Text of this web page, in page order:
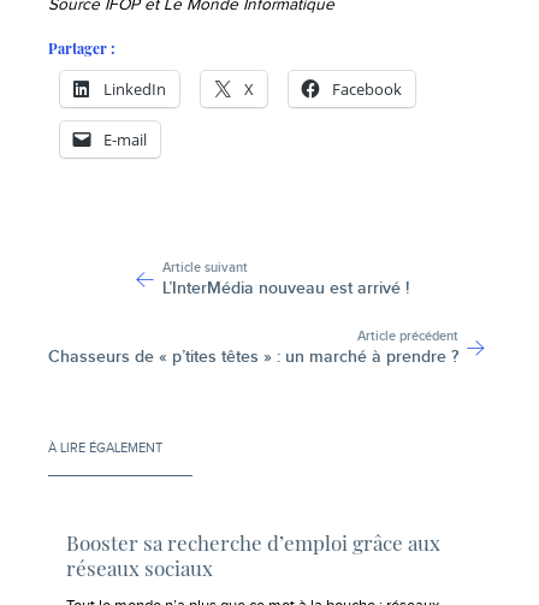
Source IFOP et Le Monde Informatique
Partager :
LinkedIn X Facebook
E-mail
Article suivant
L’InterMédia nouveau est arrivé !
Article précédent
Chasseurs de « p’tites têtes » : un marché à prendre ?
À LIRE ÉGALEMENT
Booster sa recherche d’emploi grâce aux
réseaux sociaux